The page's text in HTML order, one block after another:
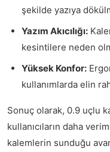
şekilde yazıya
Yazım Akıcılığı:
kesintilere neden
Yüksek Konfor:
kullanımlarda elin
Sonuç olarak, 0.9 uçlu
kullanıcıların daha
kalemlerin sunduğu